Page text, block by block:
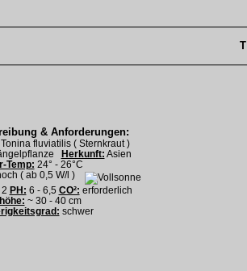
T
& Anforderungen:
Tonina fluviatilis ( Sternkraut )
Herkunft: Asien
Temp: 24° - 26°C
( ab 0,5 W/l )
2 PH: 6 - 6,5 CO²: erforderlich
~ 30 - 40 cm
schwer